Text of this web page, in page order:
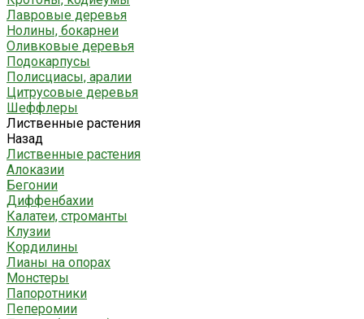
Лавровые деревья
Нолины, бокарнеи
Оливковые деревья
Подокарпусы
Полисциасы, аралии
Цитрусовые деревья
Шеффлеры
Лиственные растения
Назад
Лиственные растения
Алоказии
Бегонии
Диффенбахии
Калатеи, строманты
Клузии
Кордилины
Лианы на опорах
Монстеры
Папоротники
Пеперомии